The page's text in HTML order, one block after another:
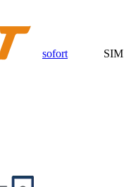
sofort SIM